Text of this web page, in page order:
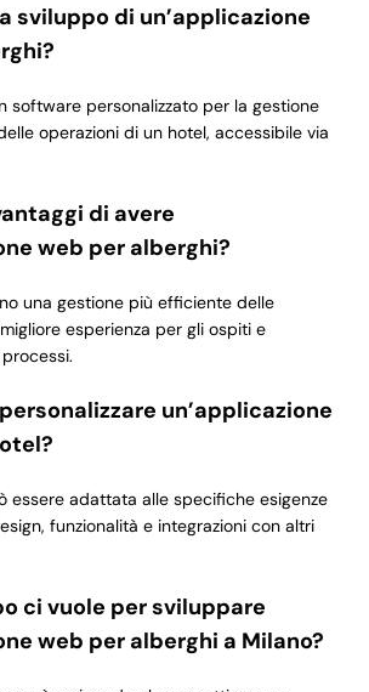
sviluppo di un’applicazione
software personalizzato per la gestione
operazioni di un hotel, accessibile via
di avere
web per alberghi?
una gestione più efficiente delle
esperienza per gli ospiti e
un’applicazione
essere adattata alle specifiche esigenze
funzionalità e integrazioni con altri
ci vuole per sviluppare
web per alberghi a Milano?